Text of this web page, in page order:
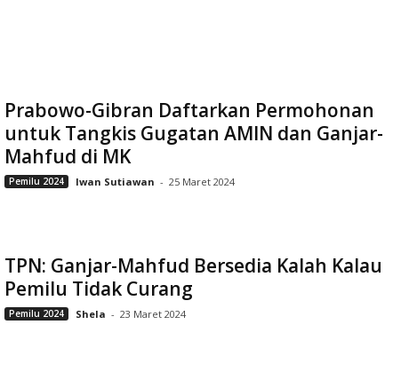
Prabowo-Gibran Daftarkan Permohonan
untuk Tangkis Gugatan AMIN dan Ganjar-
Mahfud di MK
Pemilu 2024 Iwan Sutiawan - 25 Maret 2024
TPN: Ganjar-Mahfud Bersedia Kalah Kalau
Pemilu Tidak Curang
Pemilu 2024 Shela - 23 Maret 2024